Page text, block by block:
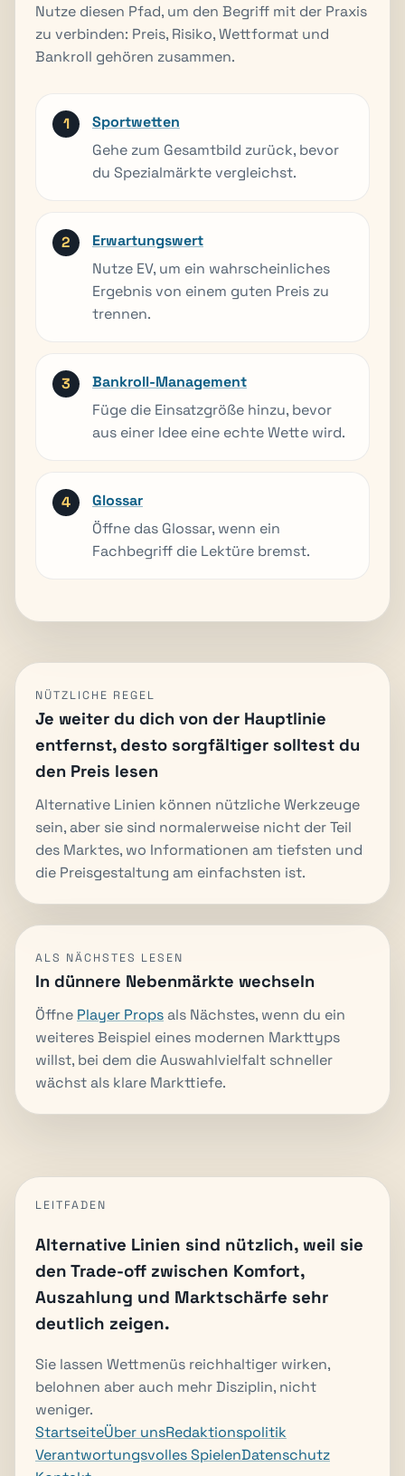
Nutze diesen Pfad, um den Begriff mit der Praxis
zu verbinden: Preis, Risiko, Wettformat und
Bankroll gehören zusammen.
Sportwetten
Gehe zum Gesamtbild zurück, bevor
du Spezialmärkte vergleichst.
Erwartungswert
Nutze EV, um ein wahrscheinliches
Ergebnis von einem guten Preis zu
trennen.
Bankroll-Management
Füge die Einsatzgröße hinzu, bevor
aus einer Idee eine echte Wette wird.
Glossar
Öffne das Glossar, wenn ein
Fachbegriff die Lektüre bremst.
NÜTZLICHE REGEL
Je weiter du dich von der Hauptlinie
entfernst, desto sorgfältiger solltest du
den Preis lesen
Alternative Linien können nützliche Werkzeuge
sein, aber sie sind normalerweise nicht der Teil
des Marktes, wo Informationen am tiefsten und
die Preisgestaltung am einfachsten ist.
ALS NÄCHSTES LESEN
In dünnere Nebenmärkte wechseln
Öffne Player Propsals Nächstes, wenn du ein
weiteres Beispiel eines modernen Markttyps
willst, bei dem die Auswahlvielfalt schneller
wächst als klare Markttiefe.
LEITFADEN
Alternative Linien sind nützlich, weil sie
den Trade-off zwischen Komfort,
Auszahlung und Marktschärfe sehr
deutlich zeigen.
Sie lassen Wettmenüs reichhaltiger wirken,
belohnen aber auch mehr Disziplin, nicht
weniger.
StartseiteÜber unsRedaktionspolitik
Verantwortungsvolles SpielenDatenschutz